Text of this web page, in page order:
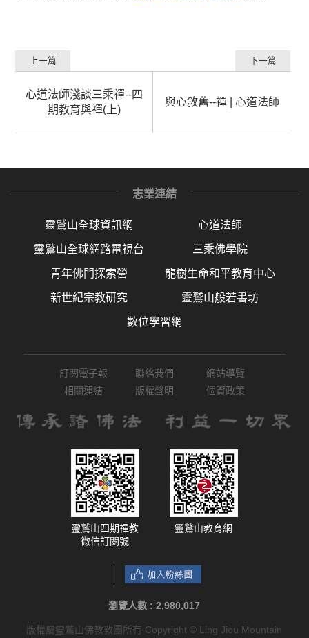
心道法師淺談三乘禪--四
期教育與禪(上)
上一篇
與心敘舊--禪 | 心道法師
下一篇
志業連結
靈鷲山全球資訊網 心道法師
靈鷲山全球網路電視台 三乘佛學院
青年佛門探索營 龍樹生命和平教育中心
新世紀宗教研究 靈鷲山般若書坊
數位學習網
訂閱電子報 聯絡我們
網站導覽
相關連結
版權聲明 個資政策
靈鷲山四期禪教
微信訂閱號
靈鷲山教育網
瀏覽人數 :2,980,017
版權屬靈鷲山佛教教團所有 Copyright © Ling Jiou Mountain